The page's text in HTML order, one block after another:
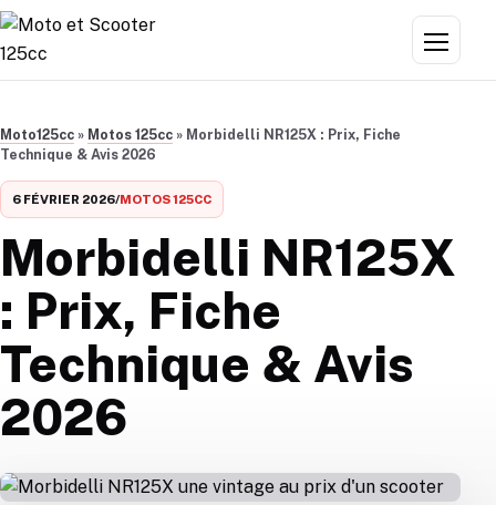
Aller au contenu
Menu
Moto125cc » Motos 125cc » Morbidelli NR125X : Prix, Fiche
Technique & Avis 2026
6 FÉVRIER 2026/MOTOS 125CC
Morbidelli NR125X
: Prix, Fiche
Technique & Avis
2026